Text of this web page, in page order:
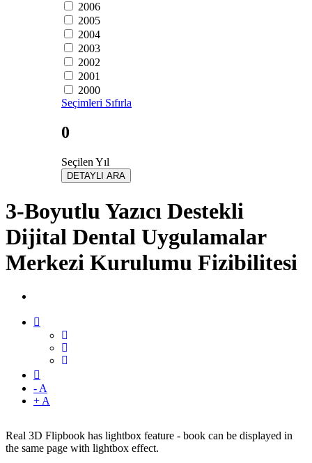
2006
2005
2004
2003
2002
2001
2000
Seçimleri Sıfırla
0
Seçilen Yıl
DETAYLI ARA
3-Boyutlu Yazıcı Destekli
Dijital Dental Uygulamalar
Merkezi Kurulumu Fizibilitesi
- A
+ A
Real 3D Flipbook has lightbox feature - book can be displayed in
the same page with lightbox effect.